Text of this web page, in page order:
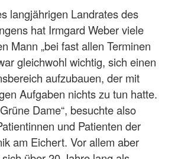
langjährigen Landrates des
hat Irmgard Weber viele
Mann „bei fast allen Terminen
gleichwohl wichtig, sich einen
aufzubauen, der mit
Aufgaben nichts zu tun hatte.
Dame“, besuchte also
und Patienten der
am Eichert. Vor allem aber